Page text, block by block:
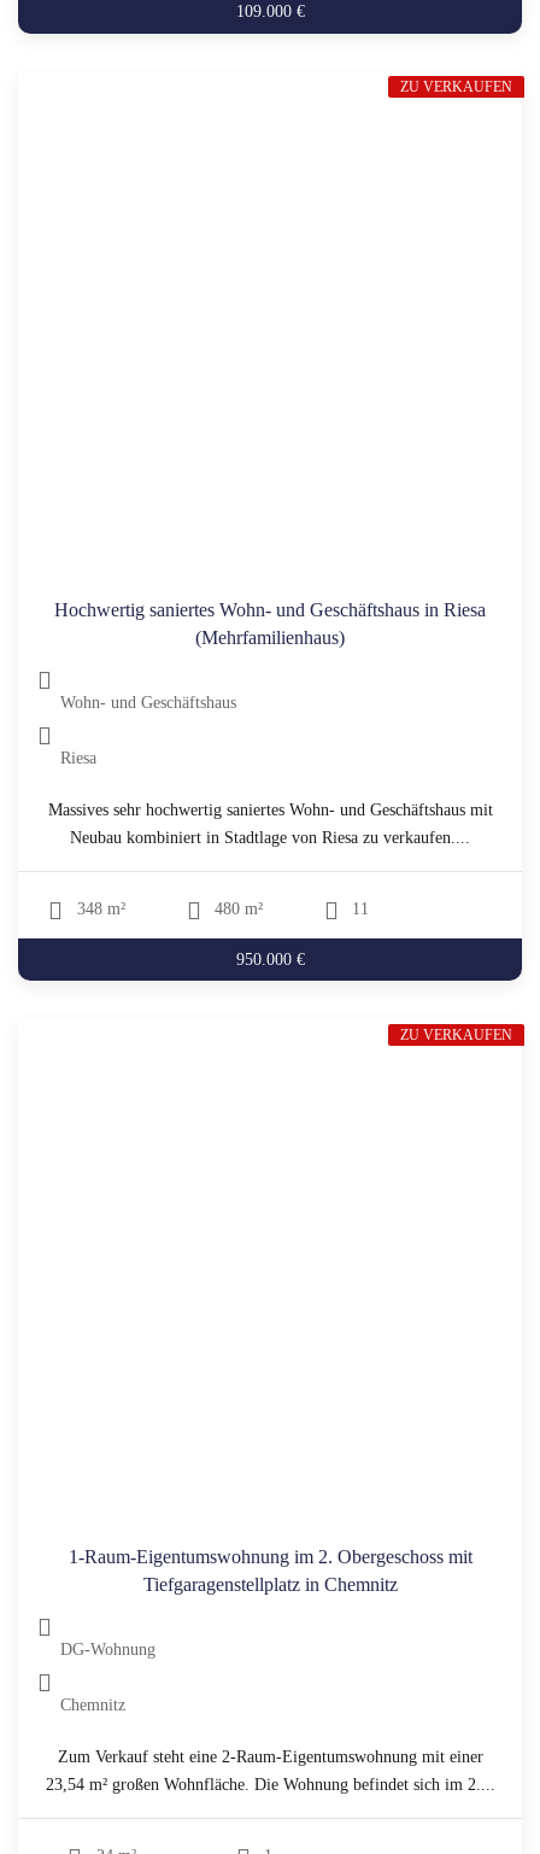
109.000 €
Hochwertig saniertes Wohn- und Geschäftshaus in Riesa
(Mehrfamilienhaus)
Wohn- und Geschäftshaus
Riesa
Massives sehr hochwertig saniertes Wohn- und Geschäftshaus mit
Neubau kombiniert in Stadtlage von Riesa zu verkaufen....
348 m² 480 m² 11
950.000 €
ZU VERKAUFEN
1-Raum-Eigentumswohnung im 2. Obergeschoss mit
Tiefgaragenstellplatz in Chemnitz
DG-Wohnung
Chemnitz
Zum Verkauf steht eine 2-Raum-Eigentumswohnung mit einer
23,54 m² großen Wohnfläche. Die Wohnung befindet sich im 2....
ZU VERKAUFEN